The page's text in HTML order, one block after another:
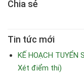
Chia sẻ
Tin tức mới
KẾ HOẠCH TUYỂN
Xét điểm thi)